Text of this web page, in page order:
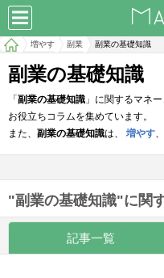
増やす 副業 副業の基礎知識
副業の基礎知識
「 副業の基礎知識 」に関するマネ
お役立ちコラムを集めています。
また、 副業の基礎知識は、 増やす、
"副業の基礎知識"に関
記事一覧